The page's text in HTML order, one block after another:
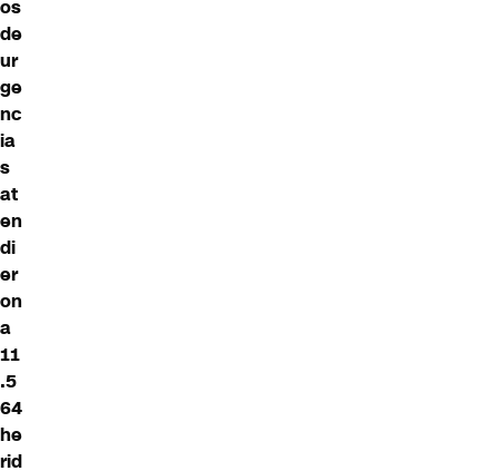
os
de
ur
ge
nc
ia
s
at
en
di
er
on
a
11
.5
64
he
rid